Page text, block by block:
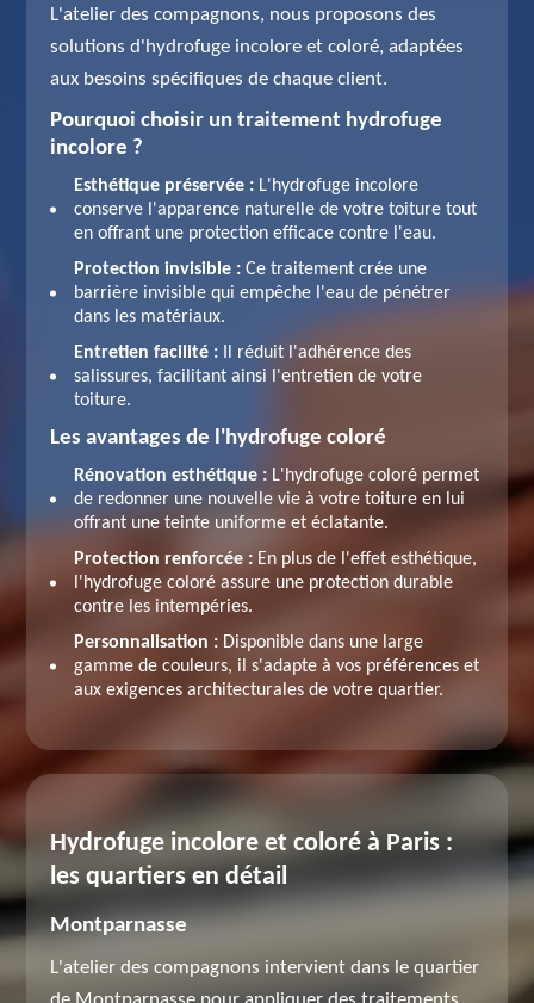
L'atelier des compagnons, nous proposons des
solutions d'hydrofuge incolore et coloré, adaptées
aux besoins spécifiques de chaque client.
Pourquoi choisir un traitement hydrofuge
incolore ?
Esthétique préservée : L'hydrofuge incolore
conserve l'apparence naturelle de votre toiture tout
en offrant une protection efficace contre l'eau.
Protection invisible : Ce traitement crée une
barrière invisible qui empêche l'eau de pénétrer
dans les matériaux.
Entretien facilité : Il réduit l'adhérence des
salissures, facilitant ainsi l'entretien de votre
toiture.
Les avantages de l'hydrofuge coloré
Rénovation esthétique : L'hydrofuge coloré permet
de redonner une nouvelle vie à votre toiture en lui
offrant une teinte uniforme et éclatante.
Protection renforcée : En plus de l'effet esthétique,
l'hydrofuge coloré assure une protection durable
contre les intempéries.
Personnalisation : Disponible dans une large
gamme de couleurs, il s'adapte à vos préférences et
aux exigences architecturales de votre quartier.
Hydrofuge incolore et coloré à Paris :
les quartiers en détail
Montparnasse
L'atelier des compagnons intervient dans le quartier